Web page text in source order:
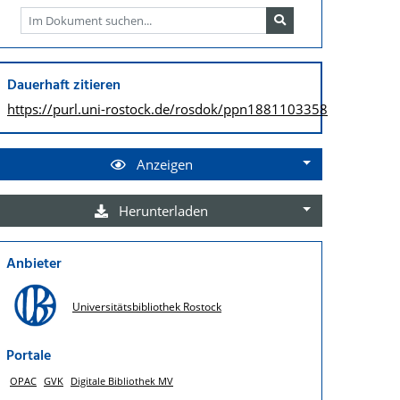
Dauerhaft zitieren
https://purl.uni-rostock.de/rosdok/ppn1881103358
Anzeigen
Herunterladen
Anbieter
Universitätsbibliothek Rostock
Portale
OPAC GVK Digitale Bibliothek MV